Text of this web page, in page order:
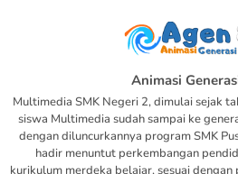
Animasi
Multimedia SMK Negeri 2, dimulai sejak
siswa Multimedia sudah sampai ke
dengan diluncurkannya program SMK
hadir menuntut perkembangan